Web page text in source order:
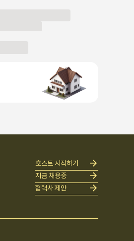
호스트 시작하기
지금 채용중
협력사 제안